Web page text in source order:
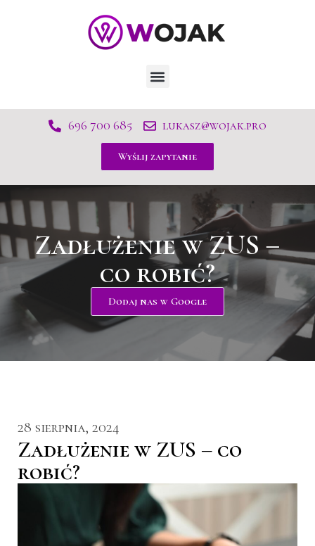
696 700 685 lukasz@wojak.pro
Wyślij zapytanie
Zadłużenie w ZUS –
co robić?
Dodaj nas w Google
28 sierpnia, 2024
Zadłużenie w ZUS – co
robić?